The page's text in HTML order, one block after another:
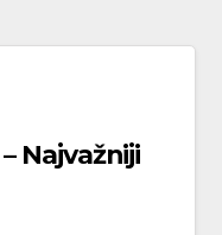
Najvažniji